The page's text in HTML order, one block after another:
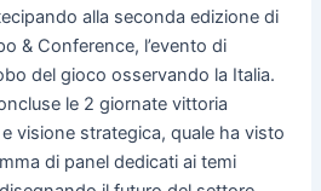
alla seconda edizione di
& Conference, l’evento di
del gioco osservando la Italia.
le 2 giornate vittoria
visione strategica, quale ha visto
di panel dedicati ai temi